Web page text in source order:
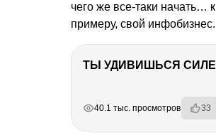
чего же все-таки начать… к
примеру, свой инфобизнес.
40.1 тыс. просмотров 33